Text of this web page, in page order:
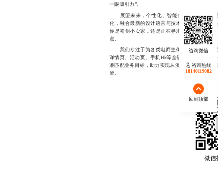
一眼吸引力”。
展望未来，个性化、智能化、场景化的视
化，融合最新的设计语言与技术工具，帮助更
你是初创小卖家，还是正在寻求突破的传统品
点。
我们专注于为各类电商主体提供从品牌定位
详情页、活动页、手机H5等全链路视觉输出，
准匹配业务目标，助力实现从流量到转化的高效
流。
微信
咨询热线
18140119082
回到顶部